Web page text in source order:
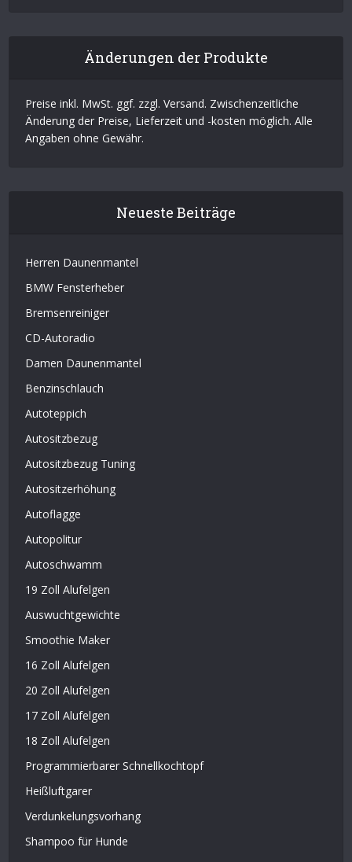
Änderungen der Produkte
Preise inkl. MwSt. ggf. zzgl. Versand. Zwischenzeitliche
Änderung der Preise, Lieferzeit und -kosten möglich. Alle
Angaben ohne Gewähr.
Neueste Beiträge
Herren Daunenmantel
BMW Fensterheber
Bremsenreiniger
CD-Autoradio
Damen Daunenmantel
Benzinschlauch
Autoteppich
Autositzbezug
Autositzbezug Tuning
Autositzerhöhung
Autoflagge
Autopolitur
Autoschwamm
19 Zoll Alufelgen
Auswuchtgewichte
Smoothie Maker
16 Zoll Alufelgen
20 Zoll Alufelgen
17 Zoll Alufelgen
18 Zoll Alufelgen
Programmierbarer Schnellkochtopf
Heißluftgarer
Verdunkelungsvorhang
Shampoo für Hunde